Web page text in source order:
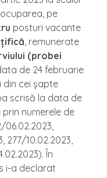
pe
posturi vacante
, remunerate
(probei
de 24 februarie
din cei șapte
scrisă la data de
numerele de
06.02.2023,
277/10.02.2023,
În
i-a declarat